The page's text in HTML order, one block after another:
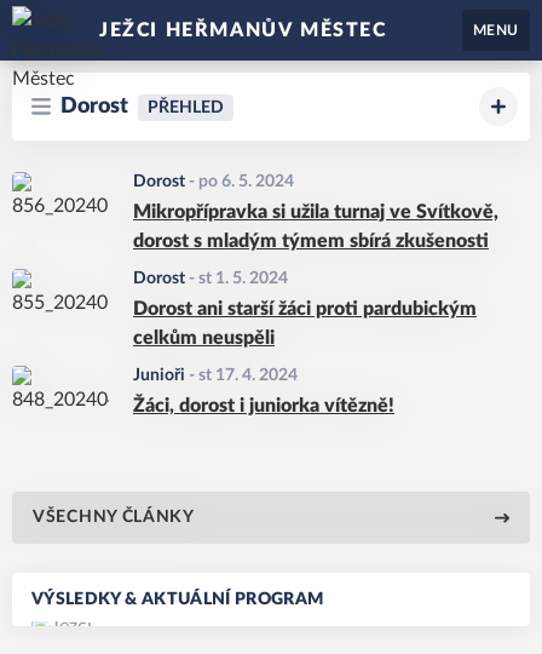
JEŽCI HEŘMANŮV MĚSTEC MENU
Dorost PŘEHLED
Dorost - po 6. 5. 2024
Mikropřípravka si užila turnaj ve Svítkově,
dorost s mladým týmem sbírá zkušenosti
Dorost - st 1. 5. 2024
Dorost ani starší žáci proti pardubickým
celkům neuspěli
Junioři - st 17. 4. 2024
Žáci, dorost i juniorka vítězně!
VŠECHNY ČLÁNKY
VÝSLEDKY & AKTUÁLNÍ PROGRAM